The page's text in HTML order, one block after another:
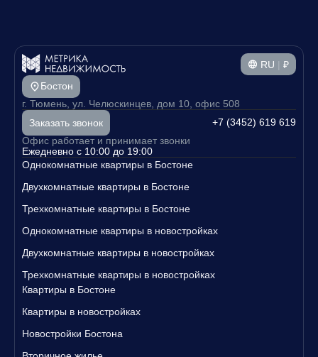
RU | ₽
Бостон
г. Тюмень, ул. Челюскинцев, дом 10, офис 508
Заказать звонок
+7 (3452) 619 619
Офис работает и принимает звонки
Ежедневно с 10:00 до 19:00
Однокомнатные квартиры в Бостоне
Двухкомнатные квартиры в Бостоне
Трехкомнатные квартиры в Бостоне
Однокомнатные квартиры в новостройках
Двухкомнатные квартиры в новостройках
Трехкомнатные квартиры в новостройках
Квартиры в Бостоне
Квартиры в новостройках
Новостройки Бостона